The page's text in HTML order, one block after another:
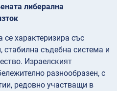
либерална
се характеризира със
стабилна съдебна система и
Израелският
разнообразен, с
редовно участващи в